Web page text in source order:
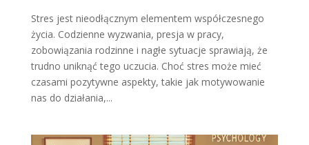
Stres jest nieodłącznym elementem współczesnego
życia. Codzienne wyzwania, presja w pracy,
zobowiązania rodzinne i nagłe sytuacje sprawiają, że
trudno uniknąć tego uczucia. Choć stres może mieć
czasami pozytywne aspekty, takie jak motywowanie
nas do działania,...